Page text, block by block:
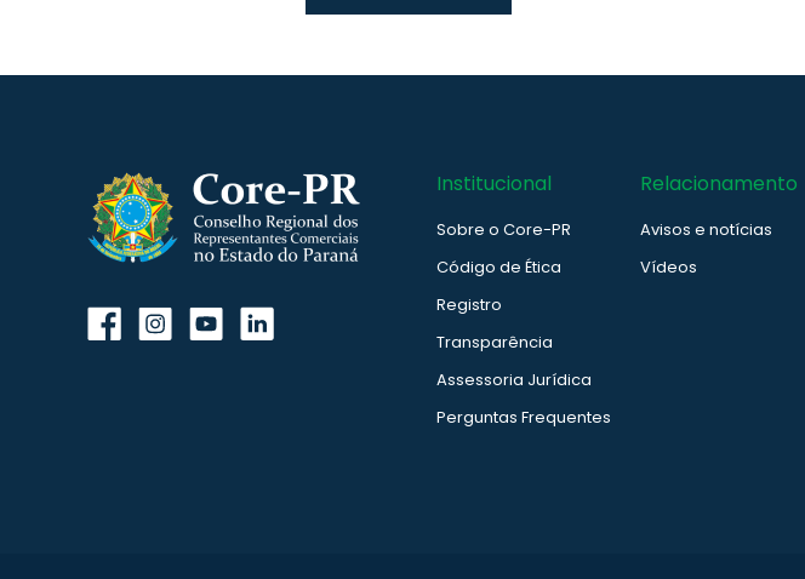
Institucional
Sobre o Core-PR
Código de Ética
Registro
Transparência
Assessoria Jurídica
Perguntas Frequentes
Relacionamento
Avisos e notícias
Vídeos